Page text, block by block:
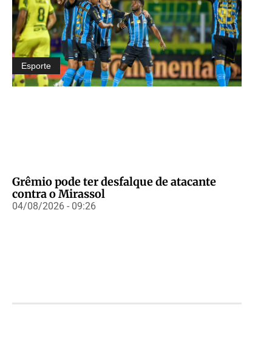
Esporte
Grêmio pode ter desfalque de atacante
contra o Mirassol
04/08/2026 - 09:26